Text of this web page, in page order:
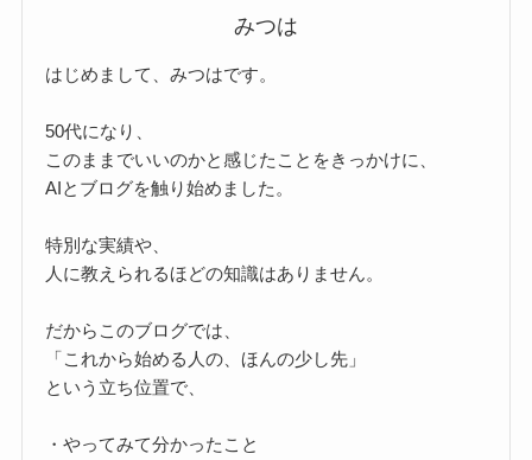
みつは
はじめまして、みつはです。
50代になり、
このままでいいのかと感じたことをきっかけに、
AIとブログを触り始めました。
特別な実績や、
人に教えられるほどの知識はありません。
だからこのブログでは、
「これから始める人の、ほんの少し先」
という立ち位置で、
・やってみて分かったこと